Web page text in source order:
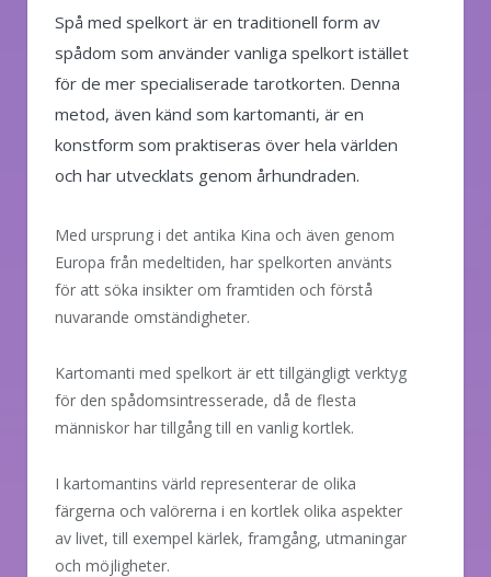
Spå med spelkort är en traditionell form av
spådom som använder vanliga spelkort istället
för de mer specialiserade tarotkorten. Denna
metod, även känd som kartomanti, är en
konstform som praktiseras över hela världen
och har utvecklats genom århundraden.
Med ursprung i det antika Kina och även genom
Europa från medeltiden, har spelkorten använts
för att söka insikter om framtiden och förstå
nuvarande omständigheter.
Kartomanti med spelkort är ett tillgängligt verktyg
för den spådomsintresserade, då de flesta
människor har tillgång till en vanlig kortlek.
I kartomantins värld representerar de olika
färgerna och valörerna i en kortlek olika aspekter
av livet, till exempel kärlek, framgång, utmaningar
och möjligheter.